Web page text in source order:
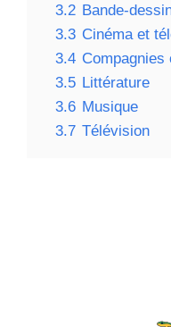
3.2 Bande-
3.3 Cinéma et
3.4 Compagnies
3.5 Littérature
3.6 Musique
3.7 Télévision